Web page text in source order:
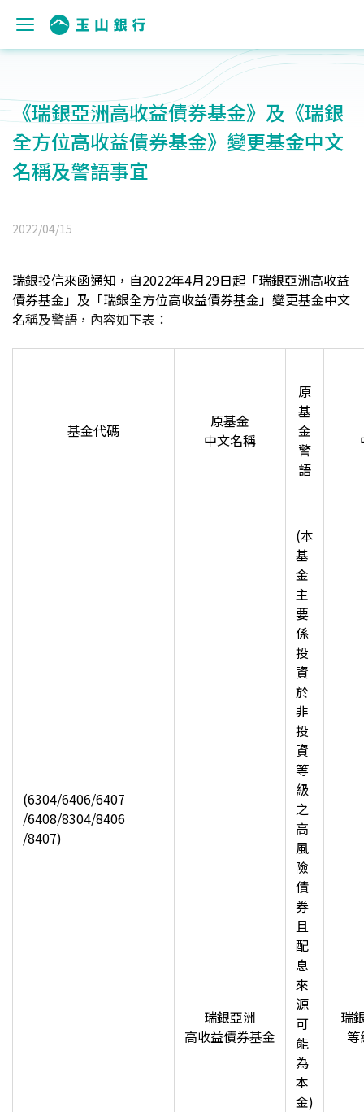
《瑞銀亞洲高收益債券基金》及《瑞銀
全方位高收益債券基金》變更基金中文
名稱及警語事宜
2022/04/15
瑞銀投信來函通知，自2022年4月29日起「瑞銀亞洲高收益
債券基金」及「瑞銀全方位高收益債券基金」變更基金中文
名稱及警語，內容如下表 ：
基金代碼
原基金
中文名稱
原
基
金
警
語
(6304/6406/6407
/6408/8304/8406
/8407)
瑞銀亞洲
高收益債券基金
(本
基
金
主
要
係
投
資
於
非
投
資
等
級
之
高
風
險
債
券
且
配
息
來
源
可
能
為
本
金)
瑞
等